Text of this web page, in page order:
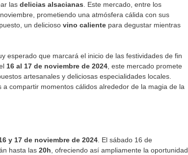
las delicias alsacianas . Este mercado, entre los
prometiendo una atmósfera cálida con sus
un delicioso vino caliente para degustar mientras
esperado que marcará el inicio de las festividades de fin
16 al 17 de noviembre de 2024 , este mercado promete
artesanales y deliciosas especialidades locales.
compartir momentos cálidos alrededor de la magia de la
y 17 de noviembre de 2024 . El sábado 16 de
hasta las 20h , ofreciendo así ampliamente la oportunidad